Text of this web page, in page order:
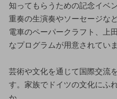
知ってもらうための記念イベ
重奏の生演奏やソーセージな
電車のペーパークラフト、上
なプログラムが用意されていま
芸術や文化を通じて国際交流
す。家族でドイツの文化にふ